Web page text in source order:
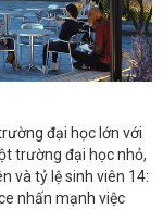
đại học lớn với
trường đại học nhỏ,
và tỷ lệ sinh viên 14:
nhấn mạnh việc